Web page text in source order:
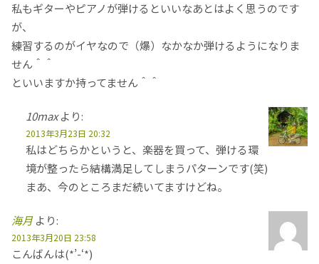
私もギターやピアノが弾けるといいなあとはよく思うのです
が、
練習するのがイヤなので（爆）なかなか弾けるようになりま
せん＾＾
といいますか持ってません＾＾
10max より:
2013年3月23日 20:32
私はどちらかというと、楽器を買って、弾ける環
境が整ったら結構満足してしまうパターンです(笑)
まあ、今のところまだ続いてますけどね。
海月 より:
2013年3月20日 23:58
こんばんは(*’-‘*)